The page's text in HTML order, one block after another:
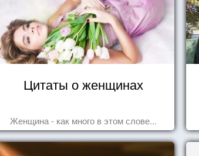
Цитаты о женщинах
Женщина - как много в этом слове...